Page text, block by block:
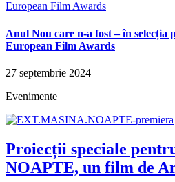
Anul Nou care n-a fost – în selecția
European Film Awards
27 septembrie 2024
Evenimente
Proiecții speciale
NOAPTE, un film de